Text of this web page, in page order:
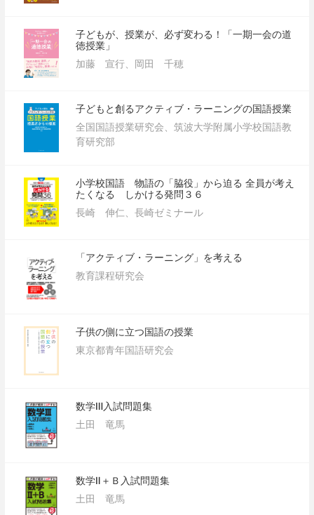
子どもが、授業が、必ず変わる！「一期一会の道
徳授業」
加藤 宣行、岡田 千穂
子どもと創るアクティブ・ラーニングの国語授業
全国国語授業研究会、筑波大学附属小学校国語教
育研究部
小学校国語 物語の「脇役」から迫る 全員が考え
たくなる しかける発問３６
長崎 伸仁、長崎ゼミナール
「アクティブ・ラーニング」を考える
教育課程研究会
子供の側に立つ国語の授業
東京都青年国語研究会
数学Ⅲ入試問題集
土田 竜馬
数学Ⅱ＋Ｂ入試問題集
土田 竜馬